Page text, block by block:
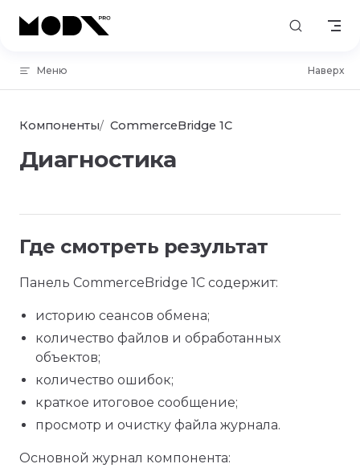
Skip to content
Меню Наверх
Компоненты CommerceBridge 1C
Диагностика
Где смотреть результат
Панель CommerceBridge 1C содержит:
историю сеансов обмена;
количество файлов и обработанных
объектов;
количество ошибок;
краткое итоговое сообщение;
просмотр и очистку файла журнала.
Основной журнал компонента: